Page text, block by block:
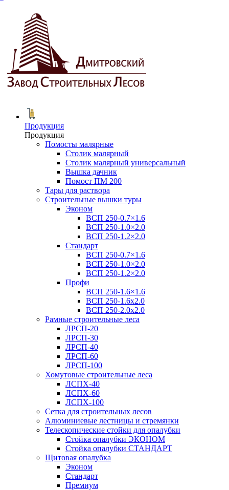
Продукция
Продукция
Помосты малярные
Столик малярный
Столик малярный универсальный
Вышка дачник
Помост ПМ 200
Тары для раствора
Строительные вышки туры
Эконом
ВСП 250-0.7×1.6
ВСП 250-1.0×2.0
ВСП 250-1.2×2.0
Стандарт
ВСП 250-0.7×1.6
ВСП 250-1.0×2.0
ВСП 250-1.2×2.0
Профи
ВСП 250-1.6×1.6
ВСП 250-1.6х2.0
ВСП 250-2.0x2.0
Рамные строительные леса
ЛРСП-20
ЛРСП-30
ЛРСП-40
ЛРСП-60
ЛРСП-100
Хомутовые строительные леса
ЛСПХ-40
ЛСПХ-60
ЛСПХ-100
Сетка для строительных лесов
Алюминиевые лестницы и стремянки
Телескопические стойки для опалубки
Стойка опалубки ЭКОНОМ
Стойка опалубки СТАНДАРТ
Щитовая опалубка
Эконом
Стандарт
Премиум